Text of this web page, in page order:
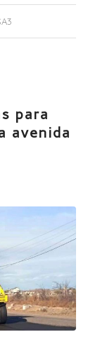
para
avenida